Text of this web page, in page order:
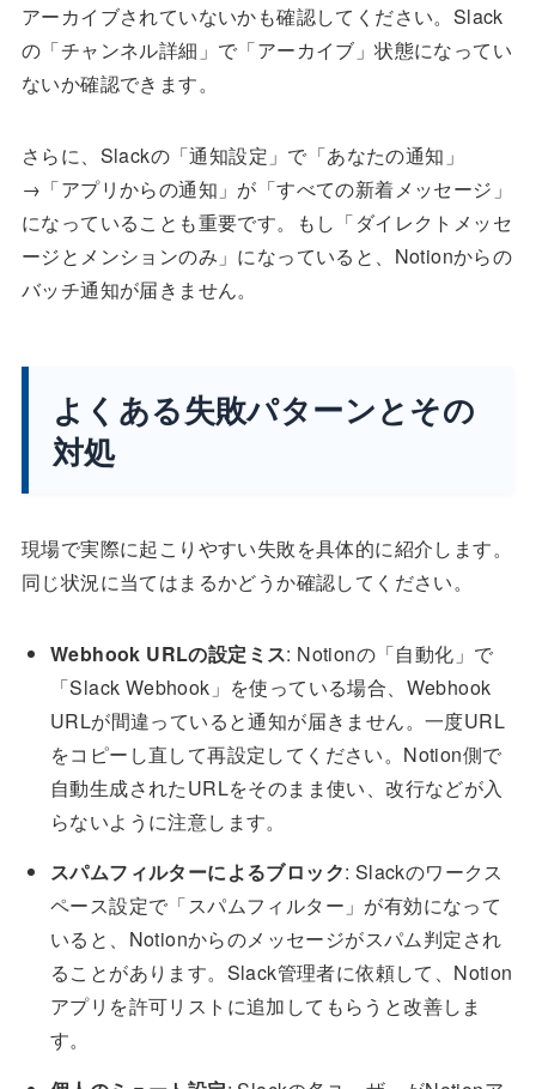
アーカイブされていないかも確認してください。Slack
の「チャンネル詳細」で「アーカイブ」状態になってい
ないか確認できます。
さらに、Slackの「通知設定」で「あなたの通知」
→「アプリからの通知」が「すべての新着メッセージ」
になっていることも重要です。もし「ダイレクトメッセ
ージとメンションのみ」になっていると、Notionからの
バッチ通知が届きません。
よくある失敗パターンとその
対処
現場で実際に起こりやすい失敗を具体的に紹介します。
同じ状況に当てはまるかどうか確認してください。
Webhook URLの設定ミス: Notionの「自動化」で
「Slack Webhook」を使っている場合、Webhook
URLが間違っていると通知が届きません。一度URL
をコピーし直して再設定してください。Notion側で
自動生成されたURLをそのまま使い、改行などが入
らないように注意します。
スパムフィルターによるブロック: Slackのワークス
ペース設定で「スパムフィルター」が有効になって
いると、Notionからのメッセージがスパム判定され
ることがあります。Slack管理者に依頼して、Notion
アプリを許可リストに追加してもらうと改善しま
す。